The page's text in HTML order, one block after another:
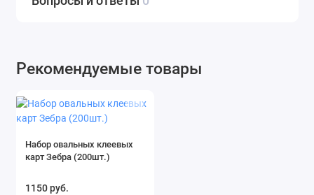
Рекомендуемые товары
Набор овальных клеевых
карт Зебра (200шт.)
1150 руб.